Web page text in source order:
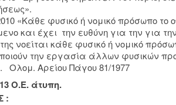
«Κάθε φυσικό ή νομικό πρόσωπο
και έχει την ευθύνη για την για
νοείται κάθε φυσικό ή νομικό
την εργασία άλλων φυσικών
Ολομ. Αρείου Πάγου 81/1977
Ο.Ε. άτυπη.
: